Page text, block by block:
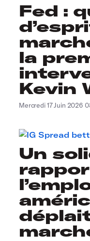
Fed :
la
Kevin
Mercredi 17 Juin 2026
Un